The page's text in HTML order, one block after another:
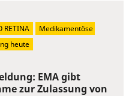
EMA gibt
zur Zulassung von
RETINA
Medikamentöse
heute